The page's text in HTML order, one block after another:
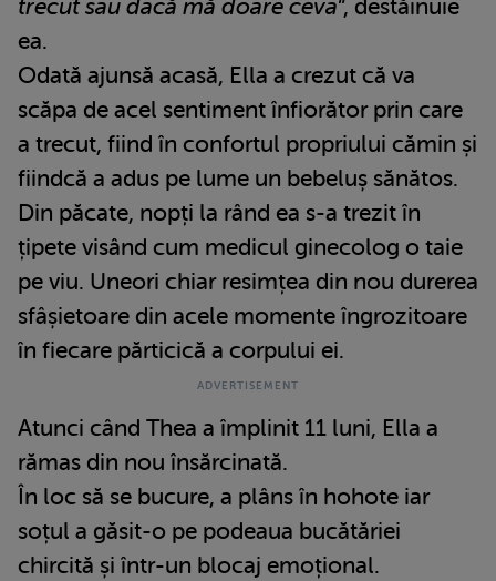
trecut sau dacă mă doare ceva“, destăinuie
ea.
Odată ajunsă acasă, Ella a crezut că va
scăpa de acel sentiment înfiorător prin care
a trecut, fiind în confortul propriului cămin și
fiindcă a adus pe lume un bebeluș sănătos.
Din păcate, nopți la rând ea s-a trezit în
țipete visând cum medicul ginecolog o taie
pe viu. Uneori chiar resimțea din nou durerea
sfâșietoare din acele momente îngrozitoare
în fiecare părticică a corpului ei.
Atunci când Thea a împlinit 11 luni, Ella a
rămas din nou însărcinată.
În loc să se bucure, a plâns în hohote iar
soțul a găsit-o pe podeaua bucătăriei
chircită și într-un blocaj emoțional.